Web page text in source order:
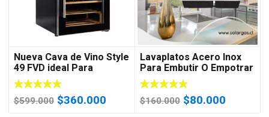
Nueva Cava de Vino Style
49 FVD ideal Para
Departamento
$599.000 El
$360.000
Lavaplatos Acero Inox
Para Embutir O Empotrar
80x45cm M/s
$160.000 El
$80.000El